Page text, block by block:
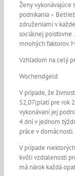
Ženy vykonávajúce
podnikania –
združeniami v
sociálnej poisťovne
mnohých faktorov.
Vzhľadom na celý
Wochendgeld
V prípade, že
52,07(platí pre rok
vykonávaní jej
4 dní v jednom
práce v domácnosti.
V prípade
kvôli vzdialenosti
má nárok každá